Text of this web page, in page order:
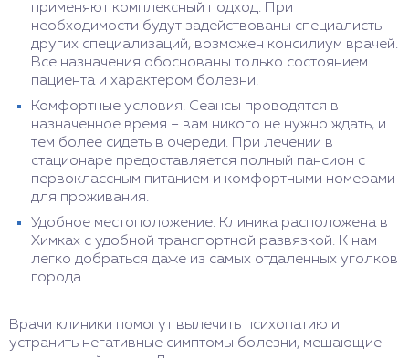
применяют комплексный подход. При
необходимости будут задействованы специалисты
других специализаций, возможен консилиум врачей.
Все назначения обоснованы только состоянием
пациента и характером болезни.
Комфортные условия. Сеансы проводятся в
назначенное время – вам никого не нужно ждать, и
тем более сидеть в очереди. При лечении в
стационаре предоставляется полный пансион с
первоклассным питанием и комфортными номерами
для проживания.
Удобное местоположение. Клиника расположена в
Химках с удобной транспортной развязкой. К нам
легко добраться даже из самых отдаленных уголков
города.
Врачи клиники помогут вылечить психопатию и
устранить негативные симптомы болезни, мешающие